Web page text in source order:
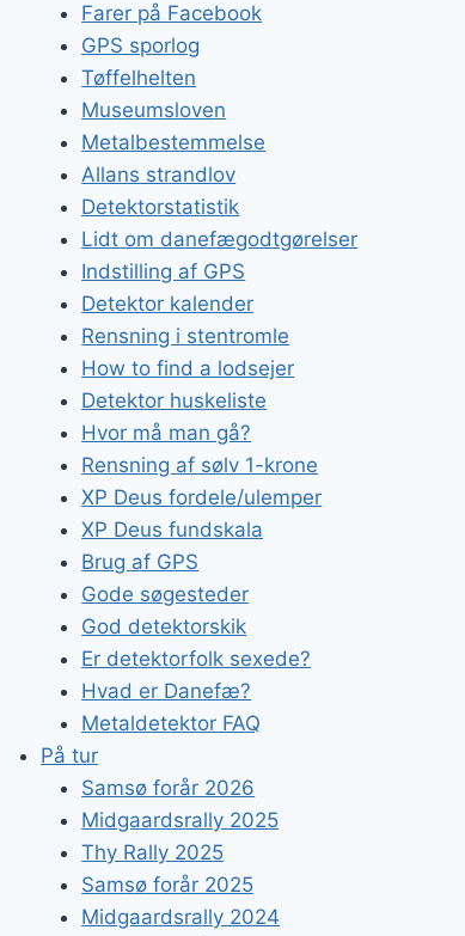
Farer på Facebook
GPS sporlog
Tøffelhelten
Museumsloven
Metalbestemmelse
Allans strandlov
Detektorstatistik
Lidt om danefægodtgørelser
Indstilling af GPS
Detektor kalender
Rensning i stentromle
How to find a lodsejer
Detektor huskeliste
Hvor må man gå?
Rensning af sølv 1-krone
XP Deus fordele/ulemper
XP Deus fundskala
Brug af GPS
Gode søgesteder
God detektorskik
Er detektorfolk sexede?
Hvad er Danefæ?
Metaldetektor FAQ
På tur
Samsø forår 2026
Midgaardsrally 2025
Thy Rally 2025
Samsø forår 2025
Midgaardsrally 2024